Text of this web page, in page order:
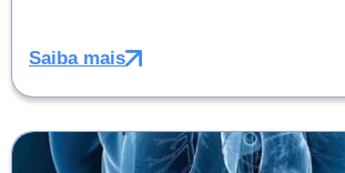
Saiba mais